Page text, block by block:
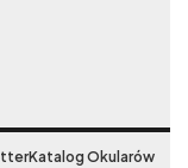
Katalog Okularów